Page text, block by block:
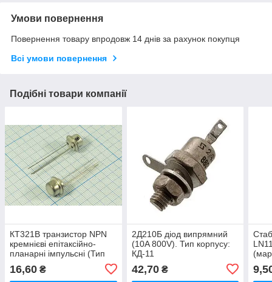
Умови повернення
Повернення товару впродовж 14 днів за рахунок покупця
Всі умови повернення
Подібні товари компанії
КТ321В транзистор NPN
кремнієві епітаксійно-
планарні імпульсні (Тип
16,60 ₴
2Д210Б діод випрямний
(10A 800V). Тип корпусу:
КД-11
42,70₴